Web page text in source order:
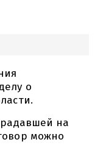
о
на
можно